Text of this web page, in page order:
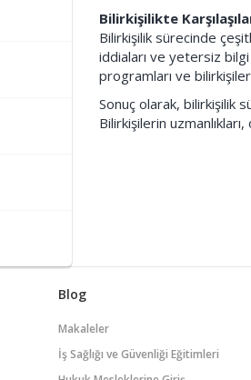
Bilirkişilikte
Bilirkişilik sürecinde
iddiaları ve yetersiz
programları ve
Sonuç olarak, bilirkişilik
Bilirkişilerin
Blog
Makaleler
İş Sağlığı ve Güvenliği Eğitimleri